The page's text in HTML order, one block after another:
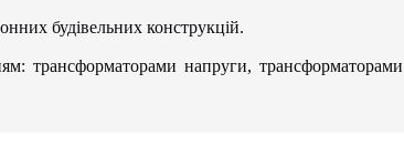
будівельних конструкцій.
трансформаторами напруги,